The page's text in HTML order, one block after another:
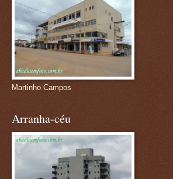
Martinho Campos
Arranha-céu